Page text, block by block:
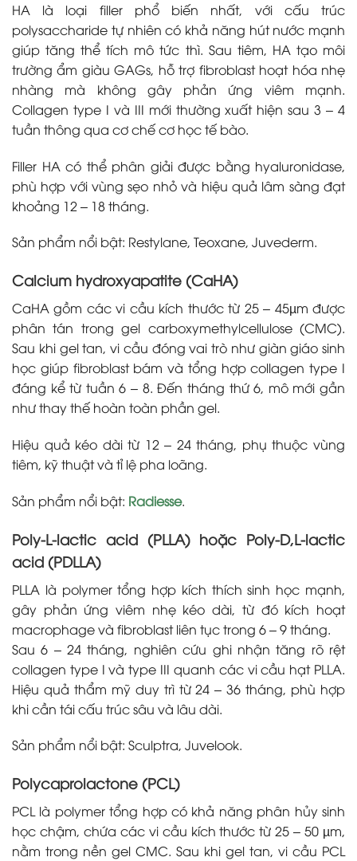
HA là loại filler phổ biến nhất, với cấu trúc
polysaccharide tự nhiên có khả năng hút nước mạnh
giúp tăng thể tích mô tức thì. Sau tiêm, HA tạo môi
trường ẩm giàu GAGs, hỗ trợ fibroblast hoạt hóa nhẹ
nhàng mà không gây phản ứng viêm mạnh.
Collagen type I và III mới thường xuất hiện sau 3 – 4
tuần thông qua cơ chế cơ học tế bào.
Filler HA có thể phân giải được bằng hyaluronidase,
phù hợp với vùng sẹo nhỏ và hiệu quả lâm sàng đạt
khoảng 12 – 18 tháng.
Sản phẩm nổi bật: Restylane, Teoxane, Juvederm.
Calcium hydroxyapatite (CaHA)
CaHA gồm các vi cầu kích thước từ 25 – 45µm được
phân tán trong gel carboxymethylcellulose (CMC).
Sau khi gel tan, vi cầu đóng vai trò như giàn giáo sinh
học giúp fibroblast bám và tổng hợp collagen type I
đáng kể từ tuần 6 – 8. Đến tháng thứ 6, mô mới gần
như thay thế hoàn toàn phần gel.
Hiệu quả kéo dài từ 12 – 24 tháng, phụ thuộc vùng
tiêm, kỹ thuật và tỉ lệ pha loãng.
Sản phẩm nổi bật: Radiesse.
Poly-L-lactic acid (PLLA) hoặc Poly-D,L-lactic
acid (PDLLA)
PLLA là polymer tổng hợp kích thích sinh học mạnh,
gây phản ứng viêm nhẹ kéo dài, từ đó kích hoạt
macrophage và fibroblast liên tục trong 6 – 9 tháng.
Sau 6 – 24 tháng, nghiên cứu ghi nhận tăng rõ rệt
collagen type I và type III quanh các vi cầu hạt PLLA.
Hiệu quả thẩm mỹ duy trì từ 24 – 36 tháng, phù hợp
khi cần tái cấu trúc sâu và lâu dài.
Sản phẩm nổi bật: Sculptra, Juvelook.
Polycaprolactone (PCL)
PCL là polymer tổng hợp có khả năng phân hủy sinh
học chậm, chứa các vi cầu kích thước từ 25 – 50 µm,
nằm trong nền gel CMC. Sau khi gel tan, vi cầu PCL